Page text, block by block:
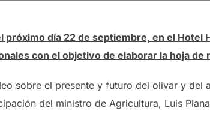
próximo día 22 de septiembre, en el Hotel
con el objetivo de elaborar la hoja
sobre el presente y futuro del olivar y del
del ministro de Agricultura, Luis